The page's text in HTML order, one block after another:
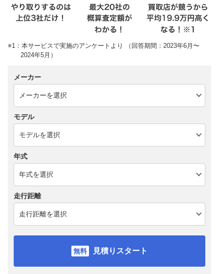
※1：本サービスで実施のアンケートより （回答期間：2023年6月〜
2024年5月）
メーカー
モデル
年式
走行距離
見積りスタート